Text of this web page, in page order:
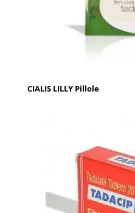
CIALIS LILLY Pillole